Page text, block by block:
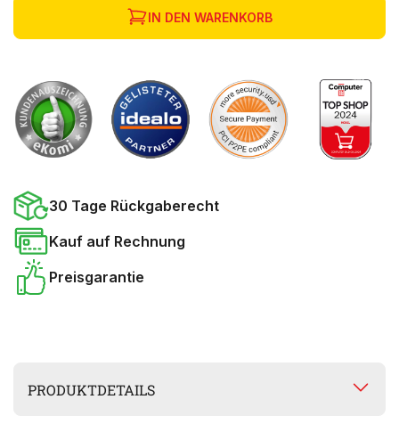
IN DEN WARENKORB
30 Tage Rückgaberecht
Kauf auf Rechnung
Preisgarantie
PRODUKTDETAILS